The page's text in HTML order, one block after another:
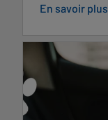
En savoir plus